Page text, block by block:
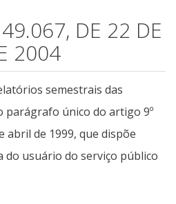
DE 22 DE
2004
semestrais das
parágrafo único do artigo 9º
abril de 1999, que dispõe
do usuário do serviço público